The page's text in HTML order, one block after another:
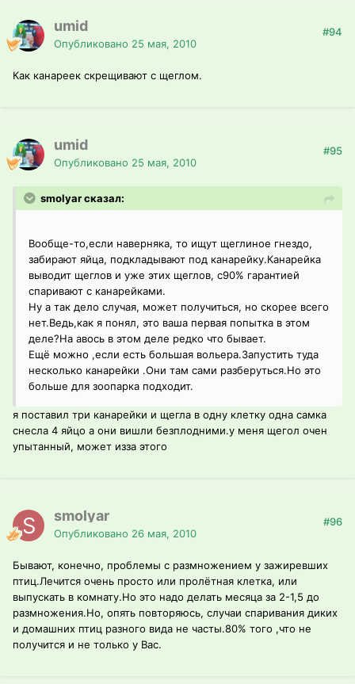
umid
Опубликовано 25 мая, 2010
#94
Как канареек скрещивают с щеглом.
umid
Опубликовано 25 мая, 2010
#95
smolyar сказал:
Вообще-то,если наверняка, то ищут щеглиное гнездо,
забирают яйца, подкладывают под канарейку.Канарейка
выводит щеглов и уже этих щеглов, с90% гарантией
спаривают с канарейками.
Ну а так дело случая, может получиться, но скорее всего
нет.Ведь,как я понял, это ваша первая попытка в этом
деле?На авось в этом деле редко что бывает.
Ещё можно ,если есть большая вольера.Запустить туда
несколько канарейки .Они там сами разберуться.Но это
больше для зоопарка подходит.
я поставил три канарейки и щегла в одну клетку одна самка
снесла 4 яйцо а они вишли безплодними.у меня щегол очен
упытанный, может изза этого
smolyar
Опубликовано 26 мая, 2010
#96
Бывают, конечно, проблемы с размножением у зажиревших
птиц.Лечится очень просто или пролётная клетка, или
выпускать в комнату.Но это надо делать месяца за 2-1,5 до
размножения.Но, опять повторяюсь, случаи спаривания диких
и домашних птиц разного вида не часты.80% того ,что не
получится и не только у Вас.